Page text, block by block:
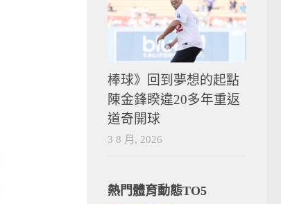
棒球》回到夢想的起點
陳金鋒睽違20多年重返
道奇開球
3 8 月, 2026
熱門體育動態TO5